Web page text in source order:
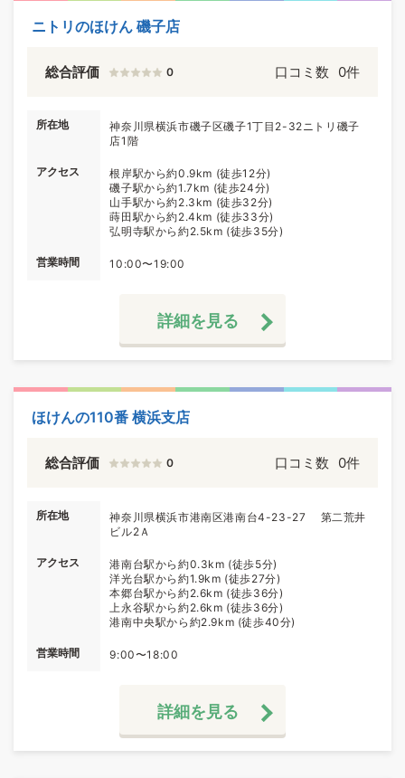
ニトリのほけん 磯子店
総合評価 0 口コミ数 0件
所在地
神奈川県横浜市磯子区磯子1丁目2-32ニトリ磯子
店1階
アクセス
根岸駅から約0.9km (徒歩12分)
磯子駅から約1.7km (徒歩24分)
山手駅から約2.3km (徒歩32分)
蒔田駅から約2.4km (徒歩33分)
弘明寺駅から約2.5km (徒歩35分)
営業時間 10:00〜19:00
詳細を見る
ほけんの110番 横浜支店
総合評価 0 口コミ数 0件
所在地
神奈川県横浜市港南区港南台4-23-27 第二荒井
ビル2Ａ
アクセス
港南台駅から約0.3km (徒歩5分)
洋光台駅から約1.9km (徒歩27分)
本郷台駅から約2.6km (徒歩36分)
上永谷駅から約2.6km (徒歩36分)
港南中央駅から約2.9km (徒歩40分)
営業時間 9:00〜18:00
詳細を見る